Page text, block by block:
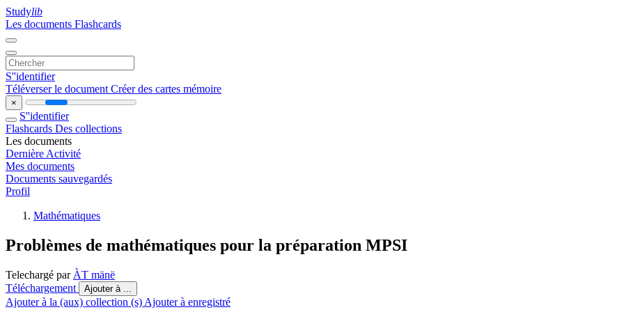
Studylib
Les documents Flashcards
S''identifier
Téléverser le document Créer des cartes mémoire
×
S''identifier
Flashcards Des collections
Les documents
Dernière Activité
Mes documents
Documents sauvegardés
Profil
Mathématiques
Problèmes de mathématiques pour la préparation MPSI
Telechargé par ÀT mänë
Téléchargement
Ajouter à ...
Ajouter à la (aux) collection (s) Ajouter à enregistré